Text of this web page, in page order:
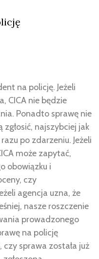
na policję. Jeżeli
CICA nie będzie
Ponadto sprawę nie
zgłosić, najszybciej jak
po zdarzeniu. Jeżeli
może zapytać,
obowiązku i
czy
agencja uzna, że
nasze roszczenie
prowadzonego
na policję
sprawa została już